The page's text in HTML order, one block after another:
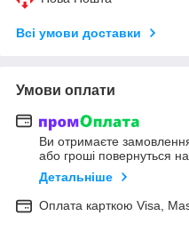
Всі умови доставки
Умови оплати
Ви отримаєте
або гроші повернуться
Детальніше
Оплата карткою Visa,